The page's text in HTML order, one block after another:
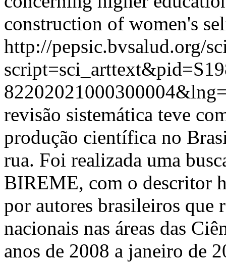
construction of women's
http://pepsic.bvsalud.org/
revisão sistemática teve
produção científica no
rua. Foi realizada uma
BIREME, com o descritor
por autores brasileiros que
nacionais nas áreas das
anos de 2008 a janeiro de